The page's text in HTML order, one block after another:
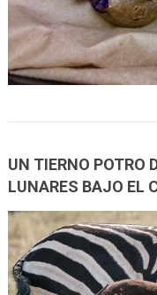
UN TIERNO POTRO
LUNARES BAJO EL